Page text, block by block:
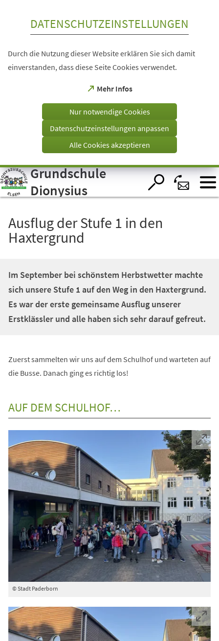
Visuelle
Assistenzsoftware
öffnen.
DATENSCHUTZEINSTELLUNGEN
Durch die Nutzung dieser Website erklären Sie sich damit
einverstanden, dass diese Seite Cookies verwendet.
Mehr Infos
(Öffnet
einem
Tab)
Nur notwendige Cookies
Datenschutzeinstellungen anpassen
Alle Cookies akzeptieren
Grundschule
Dionysius
Ausflug der Stufe 1 in den
Haxtergrund
Im September bei schönstem Herbstwetter machte
sich unsere Stufe 1 auf den Weg in den Haxtergrund.
Es war der erste gemeinsame Ausflug unserer
Erstklässler und alle haben sich sehr darauf gefreut.
Zuerst sammelten wir uns auf dem Schulhof und warteten auf
die Busse. Danach ging es richtig los!
AUF DEM SCHULHOF…
© Stadt Paderborn